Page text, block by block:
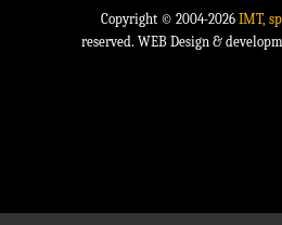
Copyright © 2004-2026 IMT,
reserved. WEB Design &